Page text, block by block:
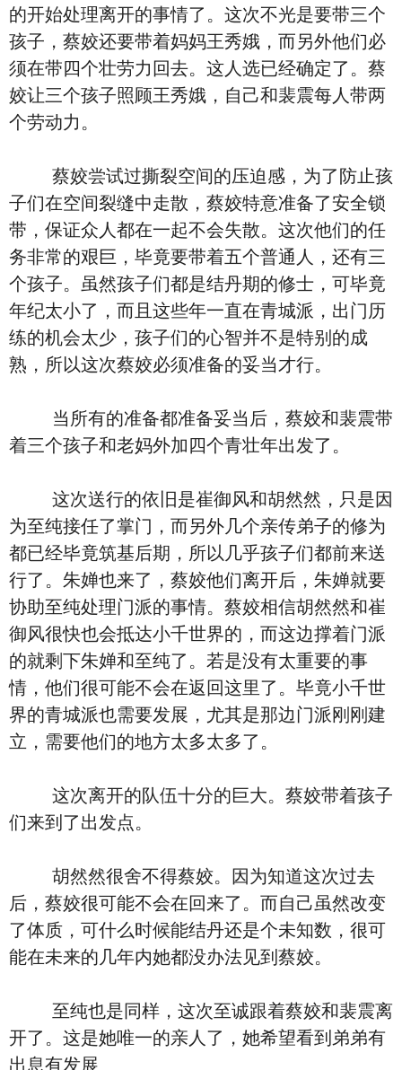
的开始处理离开的事情了。这次不光是要带三个
孩子，蔡姣还要带着妈妈王秀娥，而另外他们必
须在带四个壮劳力回去。这人选已经确定了。蔡
姣让三个孩子照顾王秀娥，自己和裴震每人带两
个劳动力。
蔡姣尝试过撕裂空间的压迫感，为了防止孩
子们在空间裂缝中走散，蔡姣特意准备了安全锁
带，保证众人都在一起不会失散。这次他们的任
务非常的艰巨，毕竟要带着五个普通人，还有三
个孩子。虽然孩子们都是结丹期的修士，可毕竟
年纪太小了，而且这些年一直在青城派，出门历
练的机会太少，孩子们的心智并不是特别的成
熟，所以这次蔡姣必须准备的妥当才行。
当所有的准备都准备妥当后，蔡姣和裴震带
着三个孩子和老妈外加四个青壮年出发了。
这次送行的依旧是崔御风和胡然然，只是因
为至纯接任了掌门，而另外几个亲传弟子的修为
都已经毕竟筑基后期，所以几乎孩子们都前来送
行了。朱婵也来了，蔡姣他们离开后，朱婵就要
协助至纯处理门派的事情。蔡姣相信胡然然和崔
御风很快也会抵达小千世界的，而这边撑着门派
的就剩下朱婵和至纯了。若是没有太重要的事
情，他们很可能不会在返回这里了。毕竟小千世
界的青城派也需要发展，尤其是那边门派刚刚建
立，需要他们的地方太多太多了。
这次离开的队伍十分的巨大。蔡姣带着孩子
们来到了出发点。
胡然然很舍不得蔡姣。因为知道这次过去
后，蔡姣很可能不会在回来了。而自己虽然改变
了体质，可什么时候能结丹还是个未知数，很可
能在未来的几年内她都没办法见到蔡姣。
至纯也是同样，这次至诚跟着蔡姣和裴震离
开了。这是她唯一的亲人了，她希望看到弟弟有
出息有发展